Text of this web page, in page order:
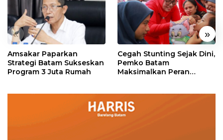
« »
Amsakar Paparkan
Strategi Batam Sukseskan
Program 3 Juta Rumah
Cegah Stunting Sejak Dini,
Pemko Batam
Maksimalkan Peran